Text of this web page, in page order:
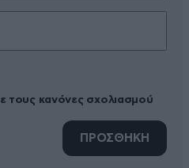
τους κανόνες σχολιασμού
ΠΡΟΣΘΗΚΗ